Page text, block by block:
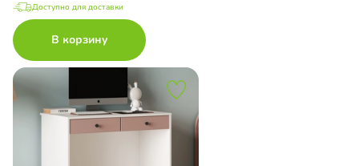
Доступно для доставки
В корзину